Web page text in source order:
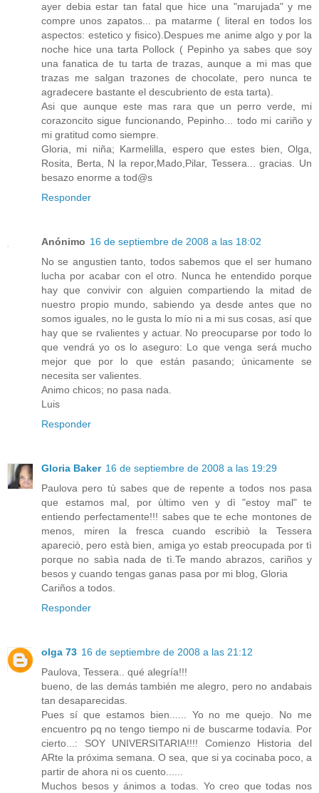
ayer debia estar tan fatal que hice una "marujada" y me
compre unos zapatos... pa matarme ( literal en todos los
aspectos: estetico y fisico).Despues me anime algo y por la
noche hice una tarta Pollock ( Pepinho ya sabes que soy
una fanatica de tu tarta de trazas, aunque a mi mas que
trazas me salgan trazones de chocolate, pero nunca te
agradecere bastante el descubriento de esta tarta).
Asi que aunque este mas rara que un perro verde, mi
corazoncito sigue funcionando, Pepinho... todo mi cariño y
mi gratitud como siempre.
Gloria, mi niña; Karmelilla, espero que estes bien, Olga,
Rosita, Berta, N la repor,Mado,Pilar, Tessera... gracias. Un
besazo enorme a tod@s
Responder
Anónimo 16 de septiembre de 2008 a las 18:02
No se angustien tanto, todos sabemos que el ser humano
lucha por acabar con el otro. Nunca he entendido porque
hay que convivir con alguien compartiendo la mitad de
nuestro propio mundo, sabiendo ya desde antes que no
somos iguales, no le gusta lo mío ni a mi sus cosas, así que
hay que se rvalientes y actuar. No preocuparse por todo lo
que vendrá yo os lo aseguro: Lo que venga será mucho
mejor que por lo que están pasando; únicamente se
necesita ser valientes.
Animo chicos; no pasa nada.
Luis
Responder
Gloria Baker 16 de septiembre de 2008 a las 19:29
Paulova pero tù sabes que de repente a todos nos pasa
que estamos mal, por ùltimo ven y dì "estoy mal" te
entiendo perfectamente!!! sabes que te eche montones de
menos, miren la fresca cuando escribiò la Tessera
apareciò, pero està bien, amiga yo estab preocupada por tì
porque no sabìa nada de tì.Te mando abrazos, cariños y
besos y cuando tengas ganas pasa por mi blog, Gloria
Cariños a todos.
Responder
olga 73 16 de septiembre de 2008 a las 21:12
Paulova, Tessera.. qué alegría!!!
bueno, de las demás también me alegro, pero no andabais
tan desaparecidas.
Pues sí que estamos bien...... Yo no me quejo. No me
encuentro pq no tengo tiempo ni de buscarme todavía. Por
cierto...: SOY UNIVERSITARIA!!!! Comienzo Historia del
ARte la próxima semana. O sea, que si ya cocinaba poco, a
partir de ahora ni os cuento......
Muchos besos y ánimos a todas. Yo creo que todas nos